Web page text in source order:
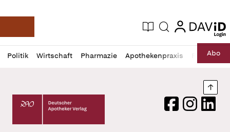
Deutsche Apotheker Zeitung
Aktuelle Ausgabe
Suche login
login
Politik Wirtschaft Pharmazie Apothekenpraxis RechtAbo
Profil
öffnen
Daz
Pur
Deutscher Apotheker Verlag Logo
FacebookInstagram